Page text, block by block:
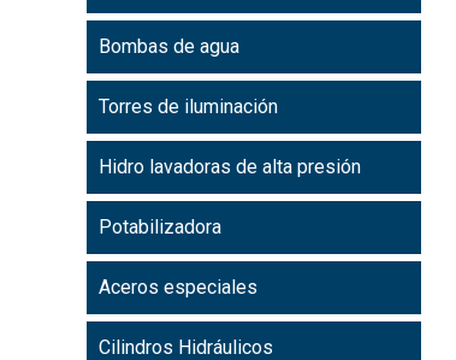
Bombas de agua
Torres de iluminación
Hidro lavadoras de alta presión
Potabilizadora
Aceros especiales
Cilindros Hidráulicos